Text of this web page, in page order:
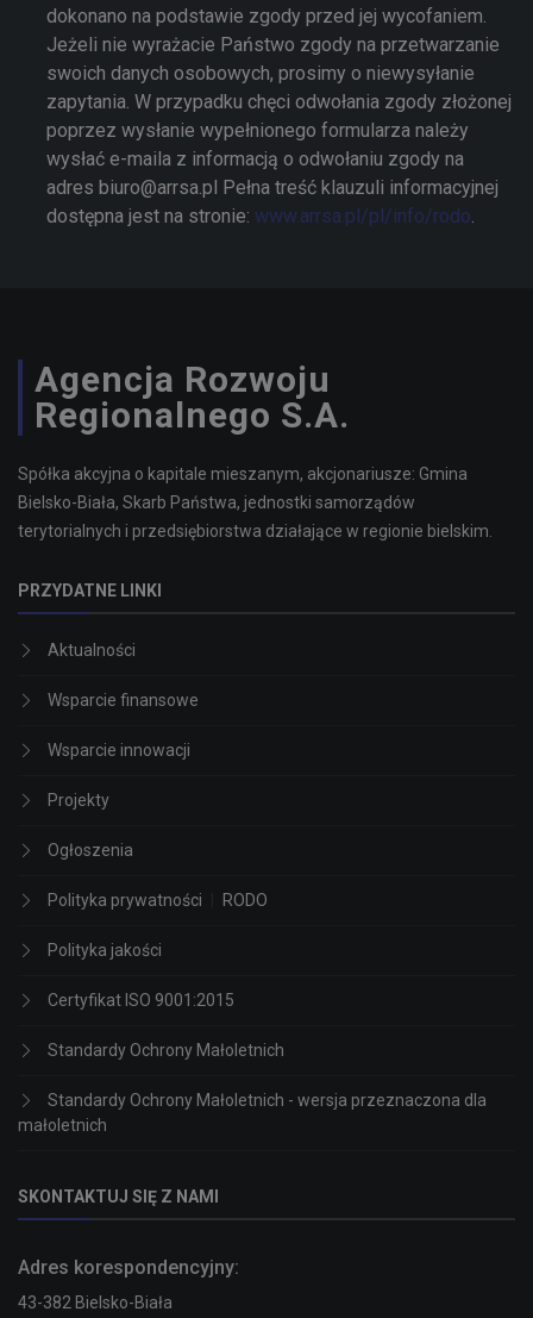
dokonano na podstawie zgody przed jej wycofaniem.
Jeżeli nie wyrażacie Państwo zgody na przetwarzanie
swoich danych osobowych, prosimy o niewysyłanie
zapytania. W przypadku chęci odwołania zgody złożonej
poprzez wysłanie wypełnionego formularza należy
wysłać e-maila z informacją o odwołaniu zgody na
adres biuro@arrsa.pl Pełna treść klauzuli informacyjnej
dostępna jest na stronie: www.arrsa.pl/pl/info/rodo.
Agencja Rozwoju
Regionalnego S.A.
Spółka akcyjna o kapitale mieszanym, akcjonariusze: Gmina
Bielsko-Biała, Skarb Państwa, jednostki samorządów
terytorialnych i przedsiębiorstwa działające w regionie bielskim.
PRZYDATNE LINKI
Aktualności
Wsparcie finansowe
Wsparcie innowacji
Projekty
Ogłoszenia
Polityka prywatności RODO
Polityka jakości
Certyfikat ISO 9001:2015
Standardy Ochrony Małoletnich
Standardy Ochrony Małoletnich - wersja przeznaczona dla
małoletnich
SKONTAKTUJ SIĘ Z NAMI
Adres korespondencyjny:
43-382 Bielsko-Biała